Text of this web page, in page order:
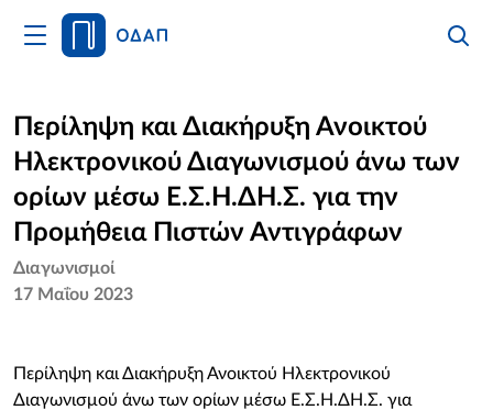
Άνοιγμα
Κυρίως
Αρχική
Οργανισμός
Υπηρεσίες
Νέα
Περίληψη και Διακήρυξη Ανοικτού
Ηλεκτρονικού Διαγωνισμού άνω των
ορίων μέσω Ε.Σ.Η.ΔΗ.Σ. για την
Προμήθεια Πιστών Αντιγράφων
Διαγωνισμοί
17 Μαΐου 2023
Περίληψη και Διακήρυξη Ανοικτού Ηλεκτρονικού
Διαγωνισμού άνω των ορίων μέσω Ε.Σ.Η.ΔΗ.Σ. για